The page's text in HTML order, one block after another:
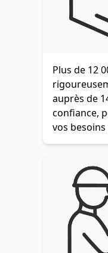
Plus de 12
auprès de
confiance,
vos